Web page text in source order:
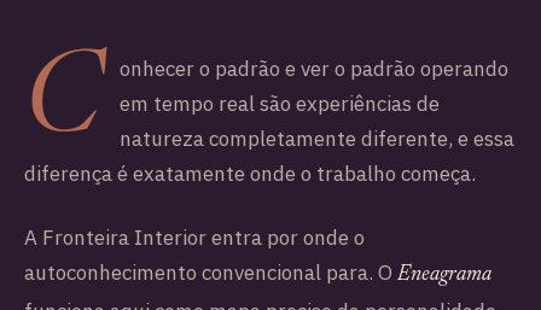
C
onhecer o padrão e ver o padrão operando
em tempo real são experiências de
natureza completamente diferente, e essa
diferença é exatamente onde o trabalho começa.
A Fronteira Interior entra por onde o
autoconhecimento convencional para. O Eneagrama